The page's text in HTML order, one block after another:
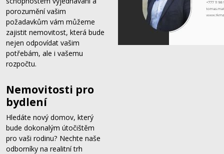
porozumění vašim
požadavkům vám můžeme
zajistit nemovitost, která bude
nejen odpovídat vašim
potřebám, ale i vašemu
rozpočtu.
Nemovitosti pro
bydlení
Hledáte nový domov, který
bude dokonalým útočištěm
pro vaši rodinu? Nechte naše
odborníky na realitní trh